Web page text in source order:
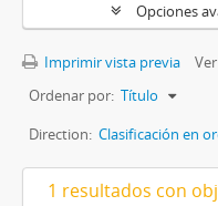
Opciones
Imprimir vista previa
Ordenar por: Título
Direction: Clasificación en
1 resultados con